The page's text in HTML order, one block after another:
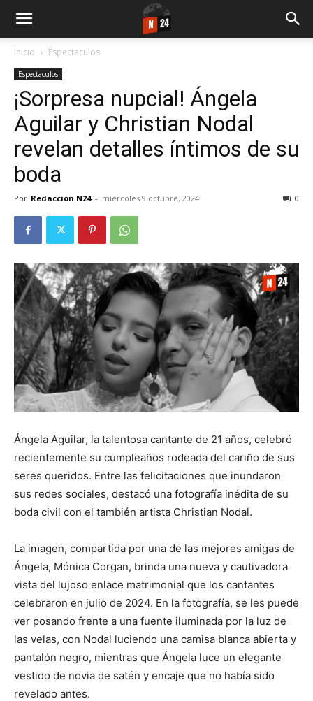
Inicio Espectaculos
Espectaculos
¡Sorpresa nupcial! Ángela
Aguilar y Christian Nodal
revelan detalles íntimos de su
boda
Por Redacción N24 - miércoles 9 octubre, 2024 0
Ángela Aguilar, la talentosa cantante de 21 años, celebró
recientemente su cumpleaños rodeada del cariño de sus
seres queridos. Entre las felicitaciones que inundaron
sus redes sociales, destacó una fotografía inédita de su
boda civil con el también artista Christian Nodal.
La imagen, compartida por una de las mejores amigas de
Ángela, Mónica Corgan, brinda una nueva y cautivadora
vista del lujoso enlace matrimonial que los cantantes
celebraron en julio de 2024. En la fotografía, se les puede
ver posando frente a una fuente iluminada por la luz de
las velas, con Nodal luciendo una camisa blanca abierta y
pantalón negro, mientras que Ángela luce un elegante
vestido de novia de satén y encaje que no había sido
revelado antes.